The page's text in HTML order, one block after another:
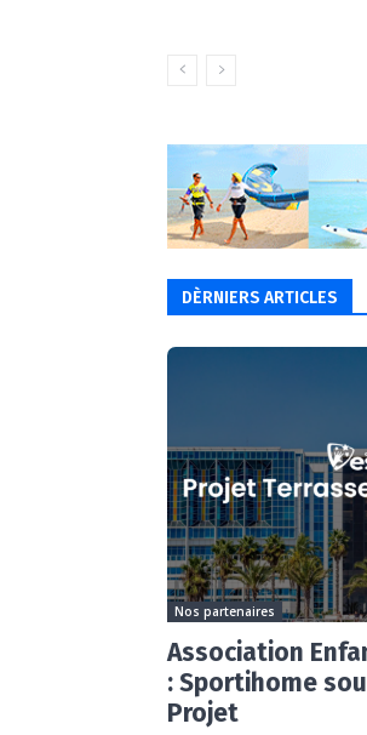
DÈRNIERS ARTICLES
Nos partenaires
Association
: Sportihome
Projet